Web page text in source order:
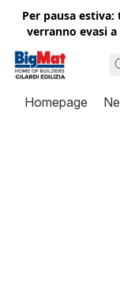
Per pausa
verranno evasi
Homepage